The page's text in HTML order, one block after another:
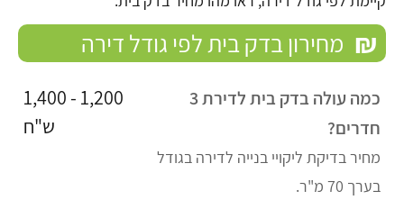
₪ מחירון בדק בית לפי גודל דירה
כמה עולה בדק בית לדירת 3
חדרים?
מחיר בדיקת ליקויי בנייה לדירה בגודל
בערך 70 מ"ר.
1,200 - 1,400
ש"ח